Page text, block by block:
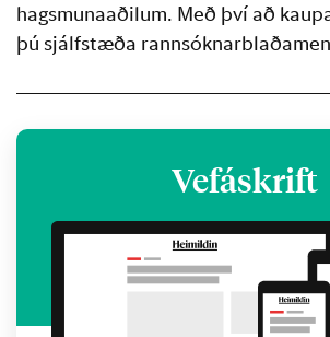
hagsmunaaðilum. Með því að
þú sjálfstæða
Vefáskrift